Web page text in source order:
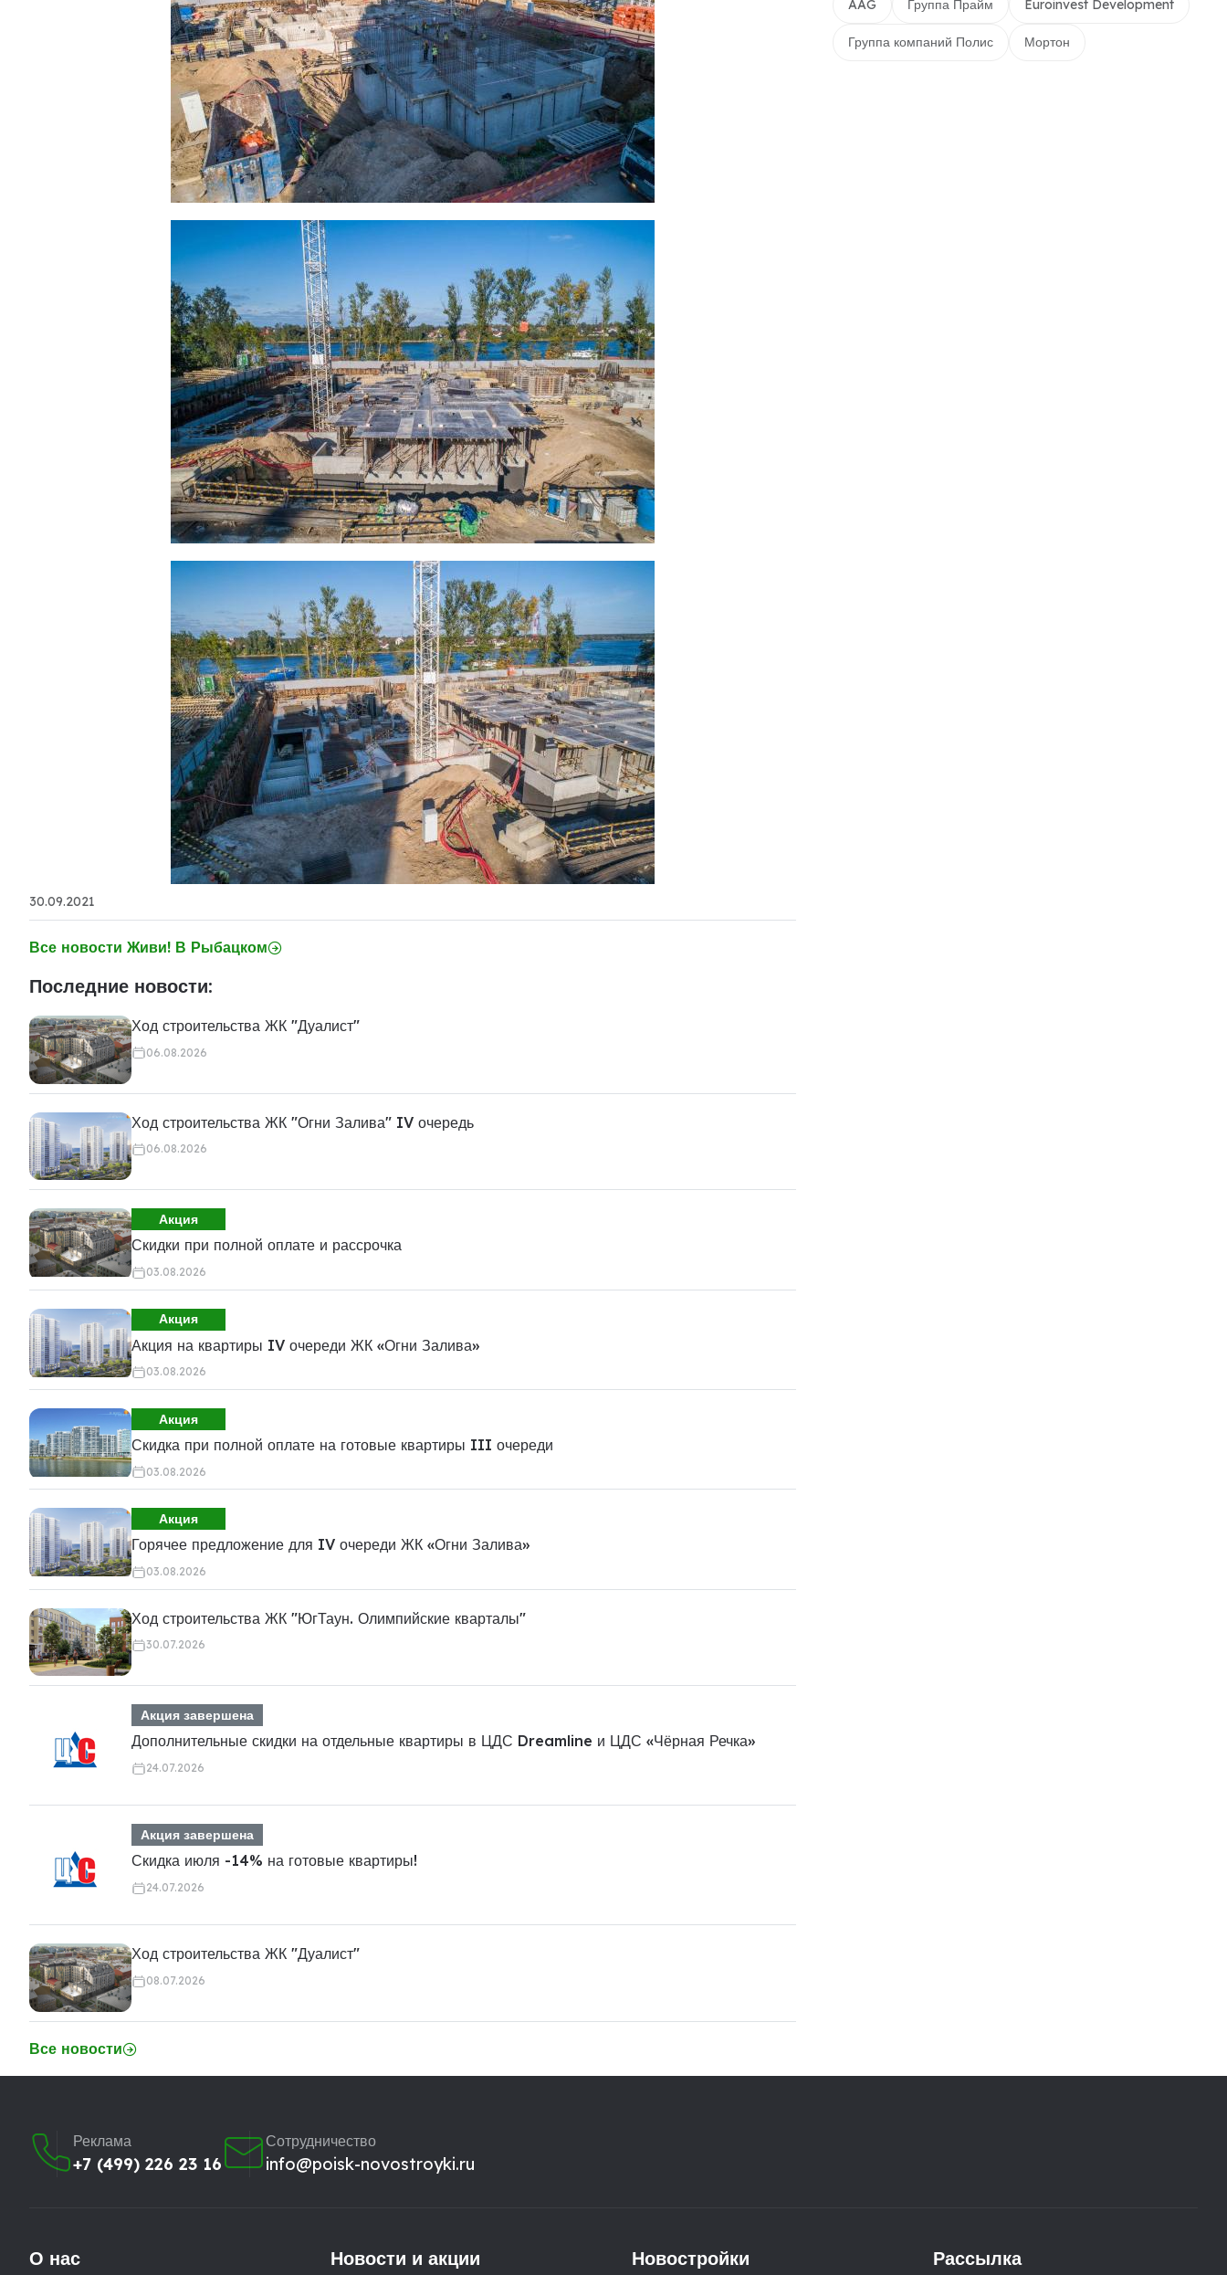
30.09.2021
Все новости Живи! В Рыбацком
Последние новости:
Ход строительства ЖК "Дуалист"
06.08.2026
Ход строительства ЖК "Огни Залива" IV очередь
06.08.2026
Акция
Скидки при полной оплате и рассрочка
03.08.2026
Акция
Акция на квартиры IV очереди ЖК «Огни Залива»
03.08.2026
Акция
Скидка при полной оплате на готовые квартиры III очереди
03.08.2026
Акция
Горячее предложение для IV очереди ЖК «Огни Залива»
03.08.2026
Ход строительства ЖК "ЮгТаун. Олимпийские кварталы"
30.07.2026
Акция завершена
Дополнительные скидки на отдельные квартиры в ЦДС Dreamline и ЦДС «Чёрная Речка»
24.07.2026
Акция завершена
Скидка июля -14% на готовые квартиры!
24.07.2026
Ход строительства ЖК "Дуалист"
08.07.2026
Все новости
AAG Группа Прайм Euroinvest Development
Группа компаний Полис Мортон
Реклама
+7 (499) 226 23 16
Сотрудничество
info@poisk-novostroyki.ru
О нас Новости и акции Новостройки Рассылка